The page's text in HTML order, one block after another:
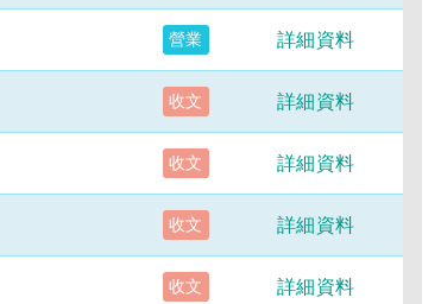
營業 詳細資料
收文 詳細資料
收文 詳細資料
收文 詳細資料
收文 詳細資料